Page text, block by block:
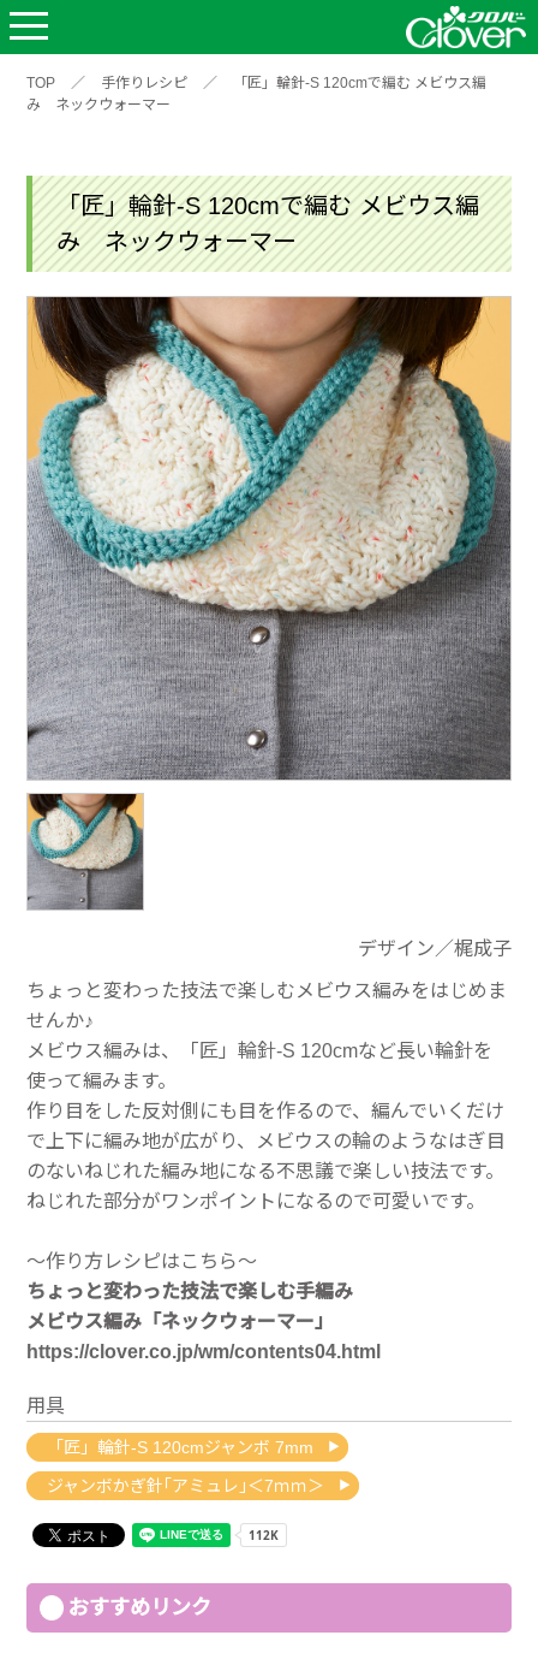
TOP ／ 手作りレシピ ／
「匠」輪針-S 120cmで編む メビウス編
み ネックウォーマー
「匠」輪針-S 120cmで編む メビウス編
み ネックウォーマー
デザイン／梶成子
ちょっと変わった技法で楽しむメビウス編みをはじめま
せんか♪
メビウス編みは、「匠」輪針-S 120cmなど長い輪針を
使って編みます。
作り目をした反対側にも目を作るので、編んでいくだけ
で上下に編み地が広がり、メビウスの輪のようなはぎ目
のないねじれた編み地になる不思議で楽しい技法です。
ねじれた部分がワンポイントになるので可愛いです。
～作り方レシピはこちら～
ちょっと変わった技法で楽しむ手編み
メビウス編み「ネックウォーマー」
https://clover.co.jp/wm/contents04.html
用具
「匠」輪針-S 120cmジャンボ 7mm
ジャンボかぎ針｢アミュレ｣＜7ｍｍ＞
おすすめリンク